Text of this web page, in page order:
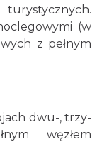
(w
z pełnym
dwu-, trzy-
węzłem